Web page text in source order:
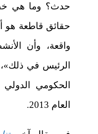
حدث؟ وما هي
حقائق قاطعة هو
واقعة، وأن
الرئيس في ذلك»،
الحكومي الدولي
العام 2013.